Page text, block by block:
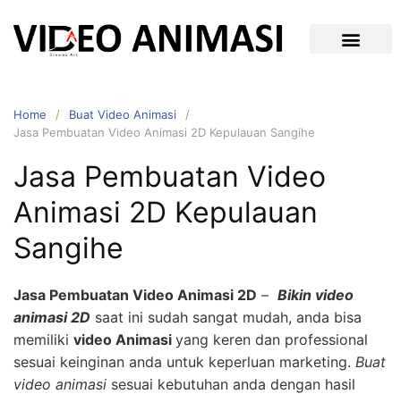
Home
Buat Video Animasi
Jasa Pembuatan Video Animasi 2D Kepulauan Sangihe
Jasa Pembuatan Video
Animasi 2D Kepulauan
Sangihe
Jasa Pembuatan Video Animasi 2D – Bikin video
animasi 2D saat ini sudah sangat mudah, anda bisa
memiliki video Animasi yang keren dan professional
sesuai keinginan anda untuk keperluan marketing. Buat
video animasi sesuai kebutuhan anda dengan hasil